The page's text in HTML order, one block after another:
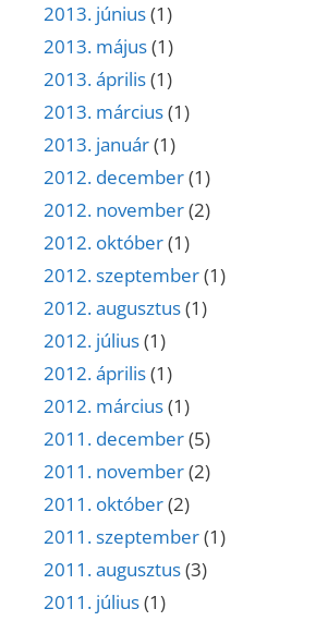
2013. június(1)
2013. május(1)
2013. április(1)
2013. március(1)
2013. január(1)
2012. december(1)
2012. november(2)
2012. október(1)
2012. szeptember(1)
2012. augusztus(1)
2012. július(1)
2012. április(1)
2012. március(1)
2011. december(5)
2011. november(2)
2011. október(2)
2011. szeptember(1)
2011. augusztus(3)
2011. július(1)